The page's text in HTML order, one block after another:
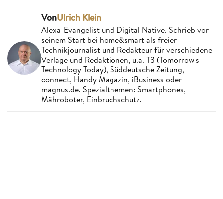
VonUlrich Klein
Alexa-Evangelist und Digital Native. Schrieb vor
seinem Start bei home&smart als freier
Technikjournalist und Redakteur für verschiedene
Verlage und Redaktionen, u.a. T3 (Tomorrow's
Technology Today), Süddeutsche Zeitung,
connect, Handy Magazin, iBusiness oder
magnus.de. Spezialthemen: Smartphones,
Mähroboter, Einbruchschutz.